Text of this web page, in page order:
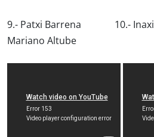
9.- Patxi Barrena 10.-
Mariano Altube